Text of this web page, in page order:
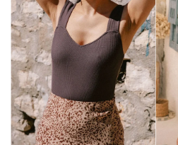
r
e
r
e
i